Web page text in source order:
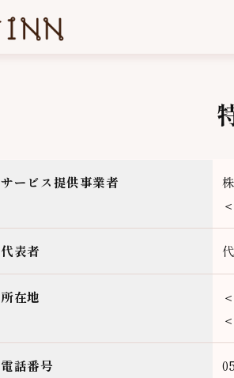
サービス提供事業者
代表者
所在地
電話番号